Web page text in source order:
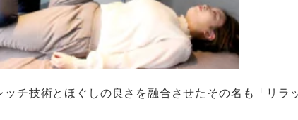
ッチ技術とほぐしの良さを融合させたその名も「リラ